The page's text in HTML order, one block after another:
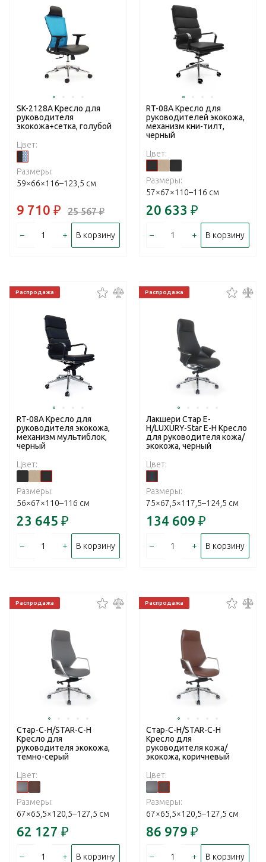
SK-2128A Кресло для
руководителя
экокожа+сетка, голубой
Цвет:
Размеры:
59×66×116–123,5 см
9 710 ₽ 25 567₽
– + В корзину
RT-08A Кресло для
руководителей экокожа,
механизм кни-тилт,
черный
Цвет:
Размеры:
57×67×110–116 см
20 633 ₽
– + В корзину
Распродажа
RT-08A Кресло для
руководителя экокожа,
механизм мультиблок,
черный
Цвет:
Размеры:
56×67×110–116 см
23 645 ₽
– + В корзину
Распродажа
Лакшери Стар Е-
Н/LUXURY-Star E-H Кресло
для руководителя кожа/
экокожа, черный
Цвет:
Размеры:
75×67,5×117,5–124,5 см
134 609 ₽
– + В корзину
Распродажа
Стар-С-Н/STAR-C-H
Кресло для
руководителя экокожа,
темно-серый
Цвет:
Размеры:
67×65,5×120,5–127,5 см
62 127 ₽
– + В корзину
Распродажа
Стар-С-Н/STAR-C-H
Кресло для
руководителя кожа/
экокожа, коричневый
Цвет:
Размеры:
67×65,5×120,5–127,5 см
86 979 ₽
– + В корзину